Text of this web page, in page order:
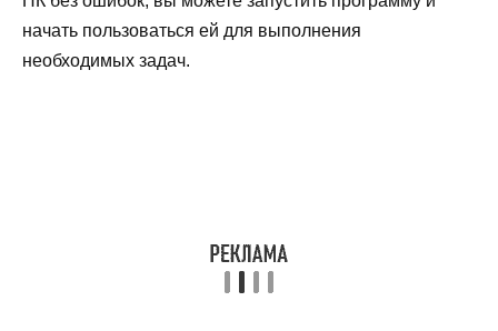
начать пользоваться ей для выполнения
необходимых задач.